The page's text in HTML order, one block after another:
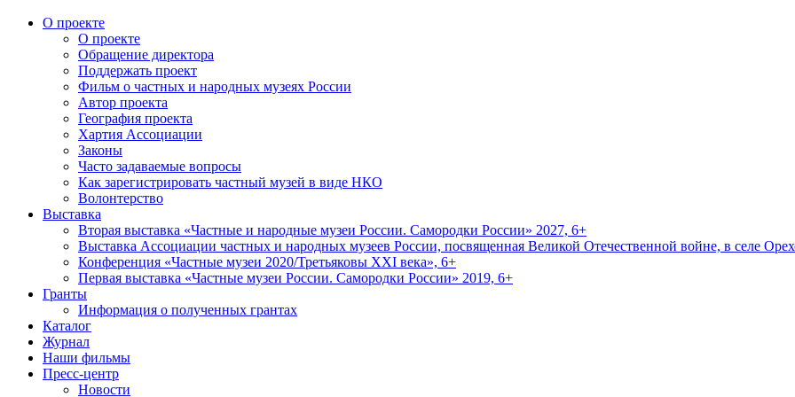
О проекте
О проекте
Обращение директора
Поддержать проект
Фильм о частных и народных музеях России
Автор проекта
География проекта
Хартия Ассоциации
Законы
Часто задаваемые вопросы
Как зарегистрировать частный музей в виде НКО
Волонтерство
Выставка
Вторая выставка «Частные и народные музеи России. Самородки России» 2027, 6+
Выставка Ассоциации частных и народных музеев России, посвященная Великой Отечественной войне, в селе
Конференция «Частные музеи 2020/Третьяковы XXI века», 6+
Первая выставка «Частные музеи России. Самородки России» 2019, 6+
Гранты
Информация о полученных грантах
Каталог
Журнал
Наши фильмы
Пресс-центр
Новости